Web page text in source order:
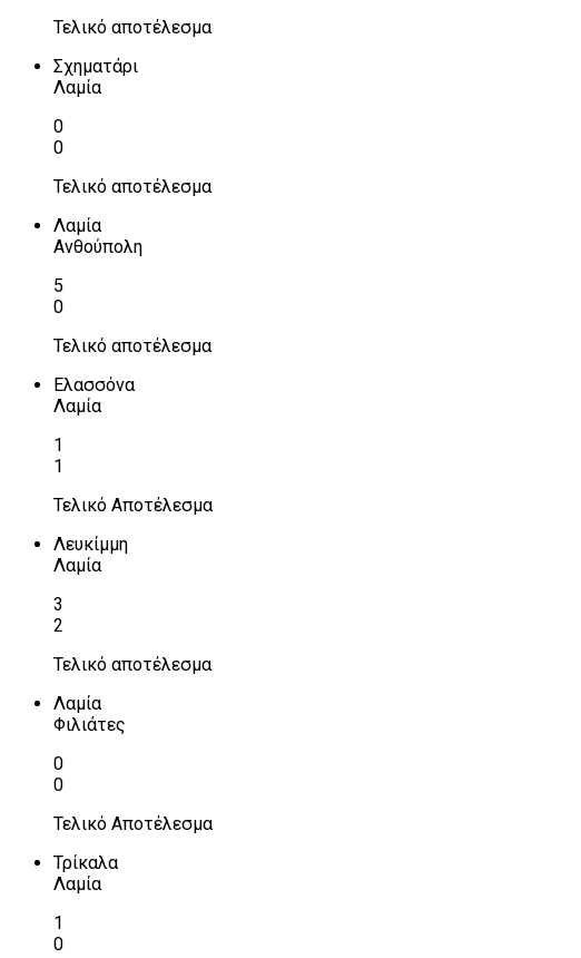
Τελικό αποτέλεσμα
Σχηματάρι
Λαμία
0
0
Τελικό αποτέλεσμα
Λαμία
Ανθούπολη
5
0
Τελικό αποτέλεσμα
Ελασσόνα
Λαμία
1
1
Τελικό Αποτέλεσμα
Λευκίμμη
Λαμία
3
2
Τελικό αποτέλεσμα
Λαμία
Φιλιάτες
0
0
Τελικό Αποτέλεσμα
Τρίκαλα
Λαμία
1
0